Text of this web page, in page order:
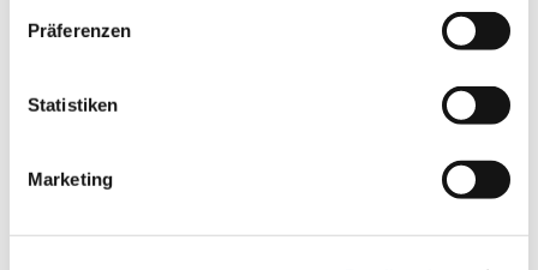
Präferenzen
Statistiken
Marketing